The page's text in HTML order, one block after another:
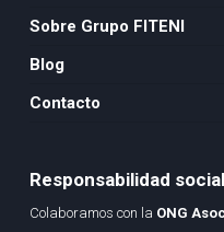
Sobre Grupo FITENI
Blog
Contacto
Responsabilidad social
Colaboramos con la ONG